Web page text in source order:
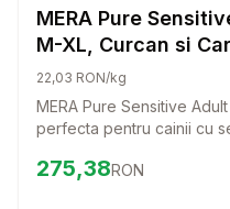
MERA Pure
M-XL, Curcan si
cereale caini,
22,03 RON/kg
MERA Pure Sensitive
perfecta pentru cainii cu
uscata fara cereale ofera
Preț: 275.38 RON
275,38RON